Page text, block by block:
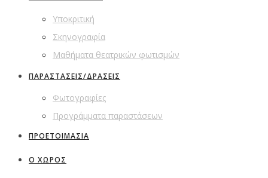
Υποκριτική
Σκηνογραφία
Μαθήματα θεατρικών φωτισμών
ΠΑΡΑΣΤΑΣΕΙΣ/ΔΡΑΣΕΙΣ
Φωτογραφίες
Προγράμματα παραστάσεων
ΠΡΟΕΤΟΙΜΑΣΙΑ
Ο ΧΩΡΟΣ